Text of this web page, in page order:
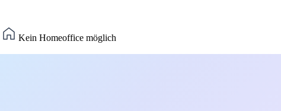
Kein Homeoffice möglich